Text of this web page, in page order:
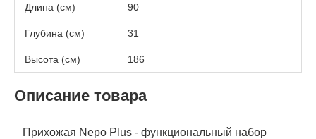
Длина (см) 90
Глубина (см) 31
Высота (см) 186
Описание товара
Прихожая Nepo Plus - функциональный набор